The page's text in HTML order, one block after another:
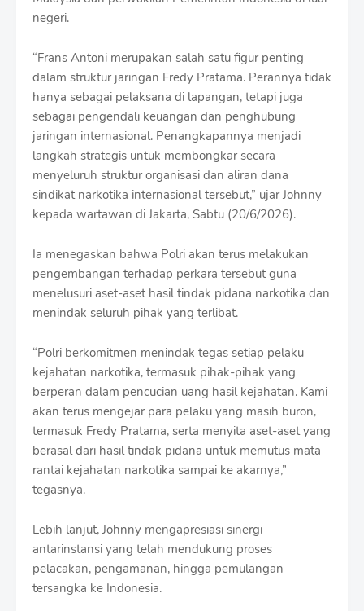
negeri.
“Frans Antoni merupakan salah satu figur penting
dalam struktur jaringan Fredy Pratama. Perannya tidak
hanya sebagai pelaksana di lapangan, tetapi juga
sebagai pengendali keuangan dan penghubung
jaringan internasional. Penangkapannya menjadi
langkah strategis untuk membongkar secara
menyeluruh struktur organisasi dan aliran dana
sindikat narkotika internasional tersebut,” ujar Johnny
kepada wartawan di Jakarta, Sabtu (20/6/2026).
Ia menegaskan bahwa Polri akan terus melakukan
pengembangan terhadap perkara tersebut guna
menelusuri aset-aset hasil tindak pidana narkotika dan
menindak seluruh pihak yang terlibat.
“Polri berkomitmen menindak tegas setiap pelaku
kejahatan narkotika, termasuk pihak-pihak yang
berperan dalam pencucian uang hasil kejahatan. Kami
akan terus mengejar para pelaku yang masih buron,
termasuk Fredy Pratama, serta menyita aset-aset yang
berasal dari hasil tindak pidana untuk memutus mata
rantai kejahatan narkotika sampai ke akarnya,”
tegasnya.
Lebih lanjut, Johnny mengapresiasi sinergi
antarinstansi yang telah mendukung proses
pelacakan, pengamanan, hingga pemulangan
tersangka ke Indonesia.